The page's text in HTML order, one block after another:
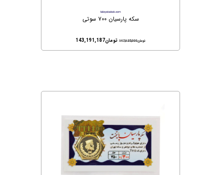
سکه پارسیان ۷۰۰ سوتی
تومان147,635,000 تومان143,191,187